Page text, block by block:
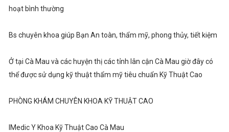
hoạt bình thường
Bs chuyên khoa giúp Bạn An toàn, thẩm mỹ, phong thủy, tiết kiệm
Ở tại Cà Mau và các huyện thị các tỉnh lân cận Cà Mau giờ đây có
thể được sử dụng kỹ thuật thẩm mỹ tiêu chuẩn Kỹ Thuật Cao
PHÒNG KHÁM CHUYÊN KHOA KỸ THUẬT CAO
IMedic Y Khoa Kỹ Thuật Cao Cà Mau